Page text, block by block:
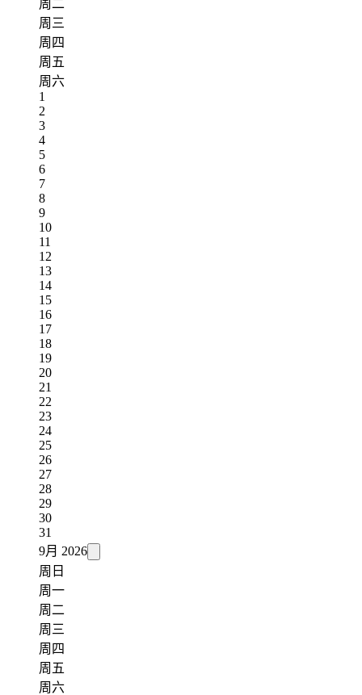
周二
周三
周四
周五
周六
1
2
3
4
5
6
7
8
9
10
11
12
13
14
15
16
17
18
19
20
21
22
23
24
25
26
27
28
29
30
31
9月 2026
周日
周一
周二
周三
周四
周五
周六